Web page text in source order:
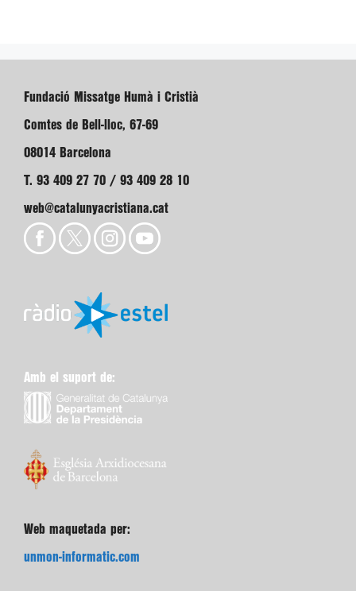
Fundació Missatge Humà i Cristià
Comtes de Bell-lloc, 67-69
08014 Barcelona
T. 93 409 27 70 / 93 409 28 10
web@catalunyacristiana.cat
Amb el suport de:
Web maquetada per:
unmon-informatic.com